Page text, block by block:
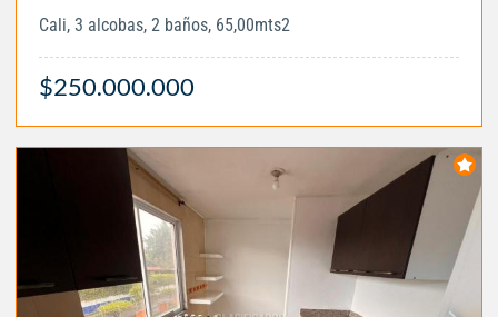
Cali, 3 alcobas, 2 baños, 65,00mts2
$250.000.000